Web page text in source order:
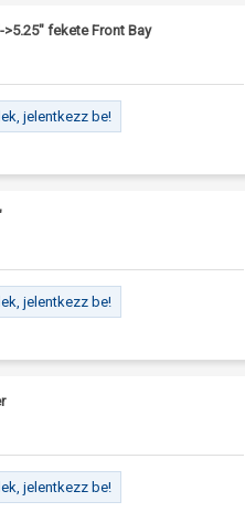
fekete Front Bay
jelentkezz be!
jelentkezz be!
jelentkezz be!